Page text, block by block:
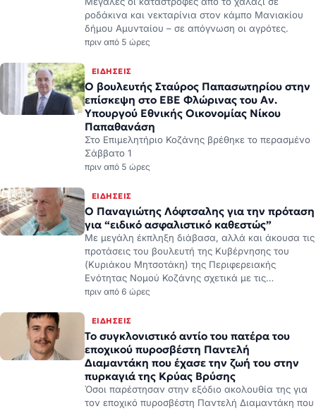
ΕΙΔΉΣΕΙΣ
Ο βουλευτής Σταύρος Παπασωτηρίου στην
Υπουργού Εθνικής Οικονομίας Νίκου
Παπαθανάση
Στο Επιμελητήριο Κοζάνης βρέθηκε το περασμένο
Σάββατο 1
πριν από 5 ώρες
ΕΙΔΉΣΕΙΣ
Ο Παναγιώτης Λόφτσαλης για την πρόταση
Με μεγάλη έκπληξη διάβασα, αλλά και άκουσα τις
προτάσεις του βουλευτή της Κυβέρνησης του
(Κυριάκου Μητσοτάκη) της Περιφερειακής
Ενότητας Νομού Κοζάνης σχετικά με τις…
πριν από 6 ώρες
ΕΙΔΉΣΕΙΣ
Το συγκλονιστικό αντίο του πατέρα του
Διαμαντάκη που έχασε την ζωή του στην
πυρκαγιά της Κρύας Βρύσης
Όσοι παρέστησαν στην εξόδιο ακολουθία της για
τον εποχικό πυροσβέστη Παντελή Διαμαντάκη που
έχασε την ζωή του στην πυρκαγιά της Κρύας
Βρύσης την Τετάρτη…
πριν από 16 ώρες